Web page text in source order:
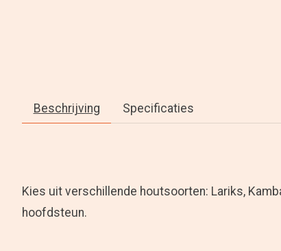
Beschrijving Specificaties
Kies uit verschillende houtsoorten: Lariks,
hoofdsteun.